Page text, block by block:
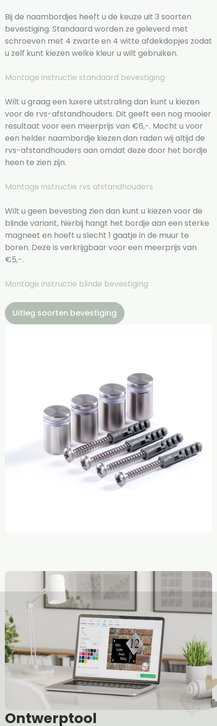
Bij de naambordjes heeft u de keuze uit 3 soorten
bevestiging. Standaard worden ze geleverd met
schroeven met 4 zwarte en 4 witte afdekdopjes zodat
u zelf kunt kiezen welke kleur u wilt gebruiken.
Montage instructie standaard bevestiging
Wilt u graag een luxere uitstraling dan kunt u kiezen
voor de rvs-afstandhouders. Dit geeft een nog mooier
resultaat voor een meerprijs van €6,-. Mocht u voor
een helder naambordje kiezen dan raden wij altijd de
rvs-afstandhouders aan omdat deze door het bordje
heen te zien zijn.
Montage instructie rvs afstandhouders
Wilt u geen bevesting zien dan kunt u kiezen voor de
blinde variant, hierbij hangt het bordje aan een sterke
magneet en hoeft u slecht 1 gaatje in de muur te
boren. Deze is verkrijgbaar voor een meerprijs van
€5,-.
Montage instructie blinde bevestiging
Uitleg soorten bevestiging
Ontwerptool